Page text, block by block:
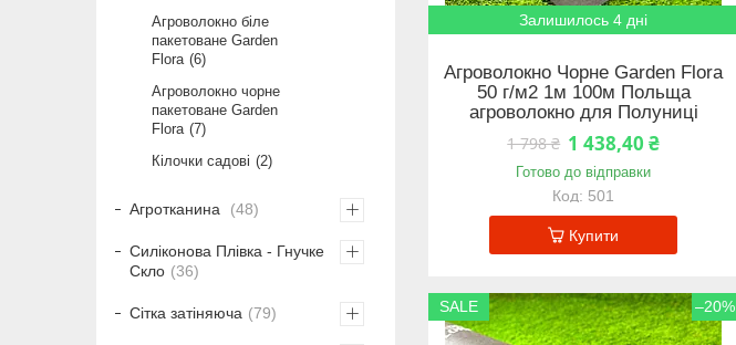
Залишилось 4 дні
Агроволокно Чорне Garden Flora
50 г/м2 1м 100м Польща
агроволокно для Полуниці
1 798 ₴ 1 438,40 ₴
Готово до відправки
501
Купити
SALE –20%
Агроволокно біле
пакетоване Garden
Flora 6
Агроволокно чорне
пакетоване Garden
Flora 7
Кілочки садові
2
Агротканина 48
Силіконова Плівка - Гнучке
Скло
36
Сітка затіняюча 79